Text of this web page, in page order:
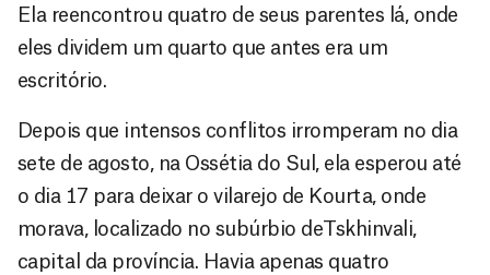
Ela reencontrou quatro de seus parentes lá, onde
eles dividem um quarto que antes era um
escritório.
Depois que intensos conflitos irromperam no dia
sete de agosto, na Ossétia do Sul, ela esperou até
o dia 17 para deixar o vilarejo de Kourta, onde
morava, localizado no subúrbio deTskhinvali,
capital da província. Havia apenas quatro